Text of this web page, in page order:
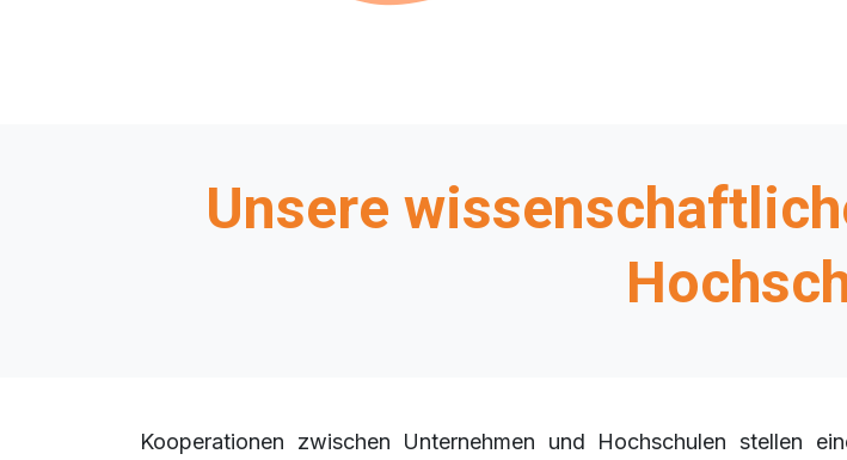
Unsere
Kooperationen zwischen Unternehmen und Hochschulen stellen